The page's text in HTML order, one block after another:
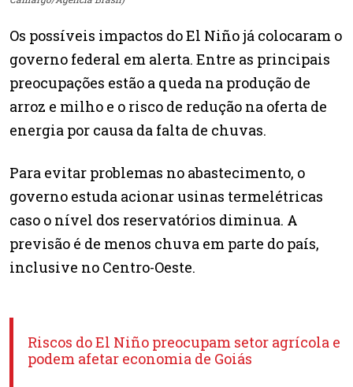
Os possíveis impactos do El Niño já colocaram o
governo federal em alerta. Entre as principais
preocupações estão a queda na produção de
arroz e milho e o risco de redução na oferta de
energia por causa da falta de chuvas.
Para evitar problemas no abastecimento, o
governo estuda acionar usinas termelétricas
caso o nível dos reservatórios diminua. A
previsão é de menos chuva em parte do país,
inclusive no Centro-Oeste.
Riscos do El Niño preocupam setor agrícola e
podem afetar economia de Goiás